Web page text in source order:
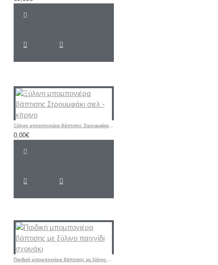
Ξύλινη μπομπονιέρα βάπτισης Στρουμφάκι σιελ - κίτρινο
0,00€
Παιδική μπομπονιέρα βάπτισης με ξύλινο παιχνίδι σχοινάκι